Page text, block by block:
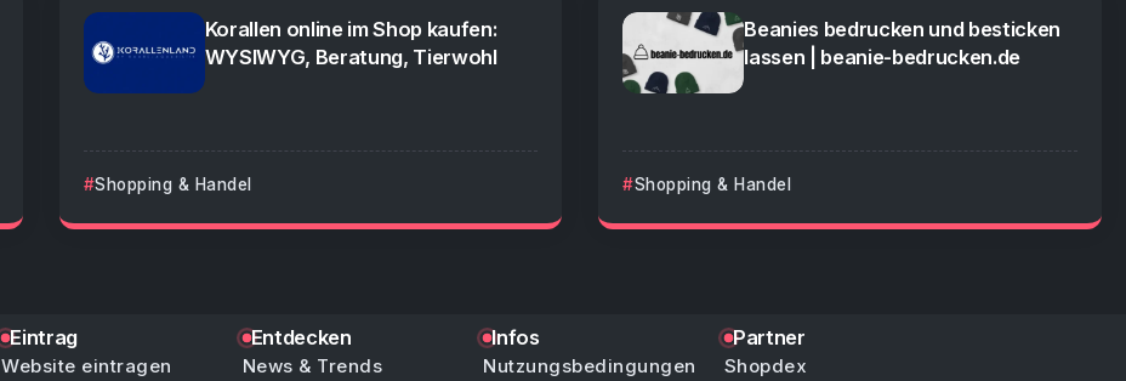
Korallen online im Shop kaufen:
WYSIWYG, Beratung, Tierwohl
Shopping & Handel
Beanies bedrucken und besticken
lassen | beanie-bedrucken.de
Shopping & Handel
Eintrag
Website eintragen
Entdecken
News & Trends
Infos
Nutzungsbedingungen
Partner
Shopdex